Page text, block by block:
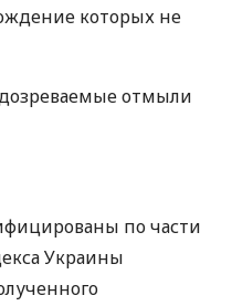
которых не
отмыли
по части
Украины